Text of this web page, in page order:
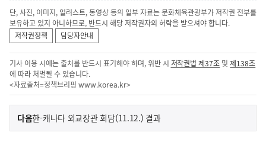
단, 사진, 이미지, 일러스트, 동영상 등의 일부 자료는 문화체육관광부가 저작권 전부를
보유하고 있지 아니하므로, 반드시 해당 저작권자의 허락을 받으셔야 합니다.
저작권정책
담당자안내
기사 이용 시에는 출처를 반드시 표기해야 하며, 위반 시 저작권법 제37조 및제138조
에 따라 처벌될 수 있습니다.
<자료출처=정책브리핑 www.korea.kr>
이
전
다음기
사
한-캐나다 외교장관 회담(11.12.) 결과